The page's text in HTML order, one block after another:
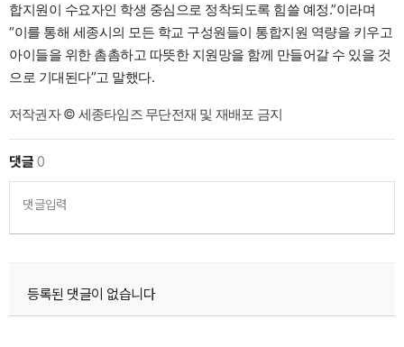
합지원이 수요자인 학생 중심으로 정착되도록 힘쓸 예정.”이라며
“이를 통해 세종시의 모든 학교 구성원들이 통합지원 역량을 키우고
아이들을 위한 촘촘하고 따뜻한 지원망을 함께 만들어갈 수 있을 것
으로 기대된다”고 말했다.
저작권자 © 세종타임즈 무단전재 및 재배포 금지
댓글0
댓글입력
등록된 댓글이 없습니다